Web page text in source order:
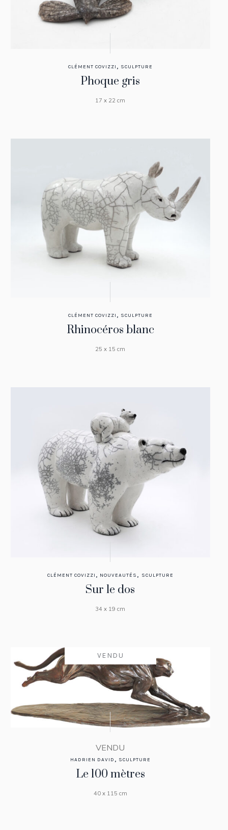
CLÉMENT COVIZZI , SCULPTURE
Phoque gris
17 x 22 cm
CLÉMENT COVIZZI , SCULPTURE
Rhinocéros blanc
25 x 15 cm
CLÉMENT COVIZZI , NOUVEAUTÉS , SCULPTURE
Sur le dos
34 x 19 cm
VENDU
VENDU
HADRIEN DAVID , SCULPTURE
Le 100 mètres
40 x 115 cm